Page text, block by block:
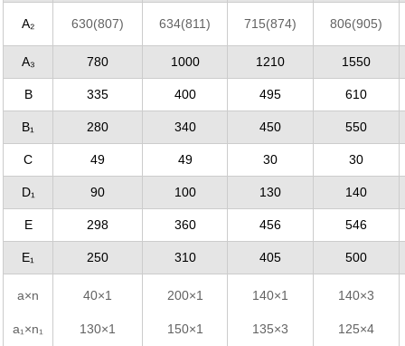
A₂ 630(807) 634(811) 715(874) 806(905)
A₃ 780 1000 1210 1550
B 335 400 495 610
B₁ 280 340 450 550
C 49 49 30 30
D₁ 90 100 130 140
E 298 360 456 546
E₁ 250 310 405 500
a×n
a₁×n₁
40×1
130×1
200×1
150×1
140×1
135×3
140×3
125×4